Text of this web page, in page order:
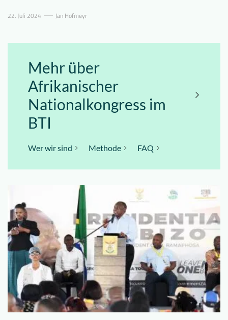
22. Juli 2024 Jan Hofmeyr
Mehr über
Afrikanischer
Nationalkongress im
BTI
Wer wir sind Methode FAQ